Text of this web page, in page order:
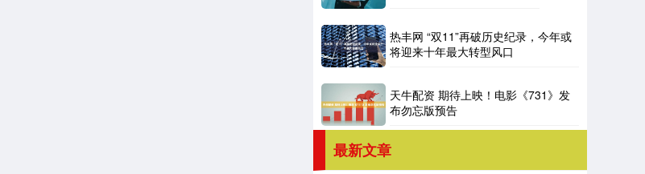
热丰网 “双11”再破历史纪录，今年或
将迎来十年最大转型风口
天牛配资 期待上映！电影《731》发
布勿忘版预告
最新文章